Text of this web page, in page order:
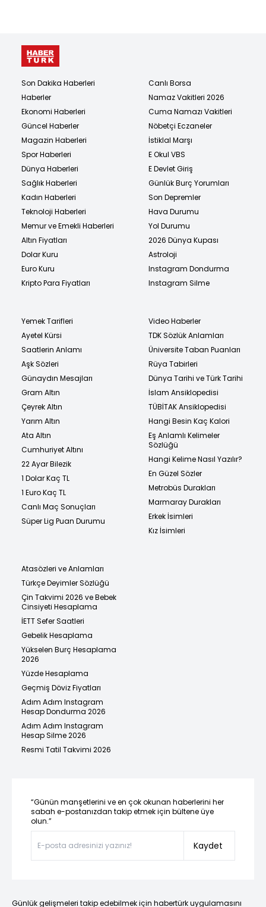
Son Dakika Haberleri
Haberler
Ekonomi Haberleri
Güncel Haberler
Magazin Haberleri
Spor Haberleri
Dünya Haberleri
Sağlık Haberleri
Kadın Haberleri
Teknoloji Haberleri
Memur ve Emekli Haberleri
Altın Fiyatları
Dolar Kuru
Euro Kuru
Kripto Para Fiyatları
Canlı Borsa
Namaz Vakitleri 2026
Cuma Namazı Vakitleri
Nöbetçi Eczaneler
İstiklal Marşı
E Okul VBS
E Devlet Giriş
Günlük Burç Yorumları
Son Depremler
Hava Durumu
Yol Durumu
2026 Dünya Kupası
Astroloji
Instagram Dondurma
Instagram Silme
Yemek Tarifleri
Ayetel Kürsi
Saatlerin Anlamı
Aşk Sözleri
Günaydın Mesajları
Gram Altın
Çeyrek Altın
Yarım Altın
Ata Altın
Cumhuriyet Altını
22 Ayar Bilezik
1 Dolar Kaç TL
1 Euro Kaç TL
Canlı Maç Sonuçları
Süper Lig Puan Durumu
Video Haberler
TDK Sözlük Anlamları
Üniversite Taban Puanları
Rüya Tabirleri
Dünya Tarihi ve Türk Tarihi
İslam Ansiklopedisi
TÜBİTAK Ansiklopedisi
Hangi Besin Kaç Kalori
Eş Anlamlı Kelimeler
Sözlüğü
Hangi Kelime Nasıl Yazılır?
En Güzel Sözler
Metrobüs Durakları
Marmaray Durakları
Erkek İsimleri
Kız İsimleri
Atasözleri ve Anlamları
Türkçe Deyimler Sözlüğü
Çin Takvimi 2026 ve Bebek
Cinsiyeti Hesaplama
İETT Sefer Saatleri
Gebelik Hesaplama
Yükselen Burç Hesaplama
2026
Yüzde Hesaplama
Geçmiş Döviz Fiyatları
Adım Adım Instagram
Hesap Dondurma 2026
Adım Adım Instagram
Hesap Silme 2026
Resmi Tatil Takvimi 2026
“Günün manşetlerini ve en çok okunan haberlerini her
sabah e-postanızdan takip etmek için bültene üye
olun.”
Kaydet
Günlük gelişmeleri takip edebilmek için habertürk uygulamasını